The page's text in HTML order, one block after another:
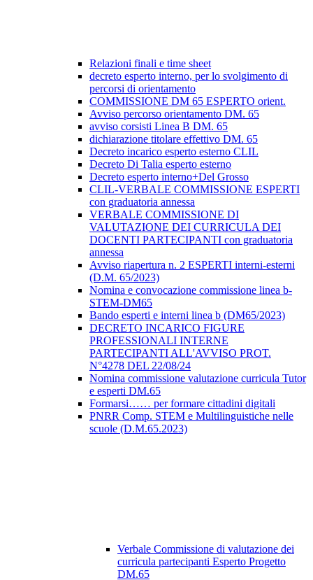
Relazioni finali e time sheet
decreto esperto interno, per lo svolgimento di
percorsi di orientamento
COMMISSIONE DM 65 ESPERTO orient.
Avviso percorso orientamento DM. 65
avviso corsisti Linea B DM. 65
dichiarazione titolare effettivo DM. 65
Decreto incarico esperto esterno CLIL
Decreto Di Talia esperto esterno
Decreto esperto interno+Del Grosso
CLIL-VERBALE COMMISSIONE ESPERTI
con graduatoria annessa
VERBALE COMMISSIONE DI
VALUTAZIONE DEI CURRICULA DEI
DOCENTI PARTECIPANTI con graduatoria
annessa
Avviso riapertura n. 2 ESPERTI interni-esterni
(D.M. 65/2023)
Nomina e convocazione commissione linea b-
STEM-DM65
Bando esperti e interni linea b (DM65/2023)
DECRETO INCARICO FIGURE
PROFESSIONALI INTERNE
PARTECIPANTI ALL'AVVISO PROT.
N°4278 DEL 22/08/24
Nomina commissione valutazione curricula Tutor
e esperti DM.65
Formarsi…… per formare cittadini digitali
PNRR Comp. STEM e Multilinguistiche nelle
scuole (D.M.65.2023)
Verbale Commissione di valutazione dei
curricula partecipanti Esperto Progetto
DM.65